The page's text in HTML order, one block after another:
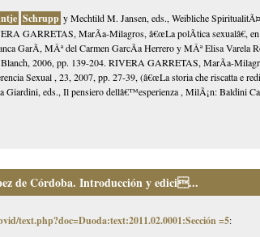
Schrupp y Mechtild M. Jansen, eds., Weibliche
GARRETAS, MarÃ­a-Milagros, â€œLa polÃ­tica sexualâ€,
GarÃ­, MÂª del Carmen GarcÃ­a Herrero y MÂª Elisa Varela
2006, pp. 139-204. RIVERA GARRETAS, MarÃ­a-
Sexual , 23, 2007, pp. 27-39, (â€œLa storia che riscatta e
Giardini, eds., Il pensiero dellâ€™esperienza , MilÃ¡n: Baldini
de Córdoba. Introducción y edici...
text.php?doc=Duoda:text:2011.02.0001:Sección =5: